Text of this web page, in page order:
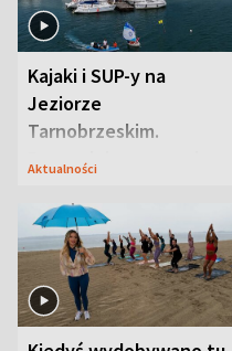
Kajaki i SUP-y na
Jeziorze
Tarnobrzeskim.
Przyrodnicy zwracają
Aktualności